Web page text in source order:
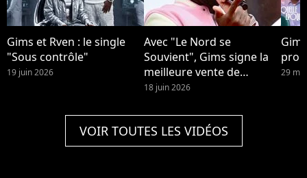
Gims et Rven : le single
"Sous contrôle"
19 juin 2026
Avec "Le Nord se
Souvient", Gims signe la
meilleure vente de
l'année.
18 juin 2026
29
VOIR TOUTES LES VIDÉOS